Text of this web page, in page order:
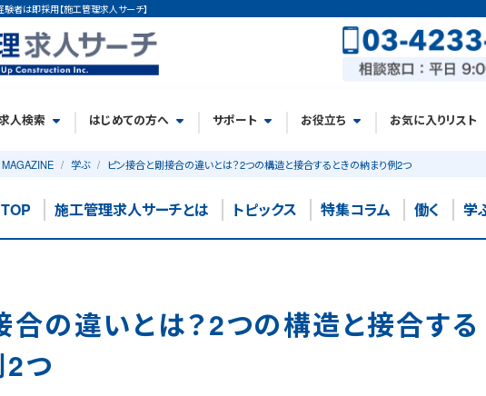
者は即採用【施工管理求人サーチ】
人検索 はじめての方へ サポート お役立ち お気に入りリスト
学ぶ ピン接合と剛接合の違いとは？2つの構造と接合するときの納まり例2つ
TOP 施工管理求人サーチとは トピックス 特集コラム 働く 学
合の違いとは？2つの構造と接合する
2つ